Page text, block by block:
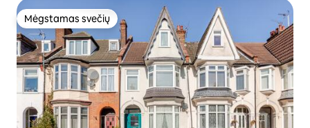
Mėgstamas svečių
Mėgstamas svečių